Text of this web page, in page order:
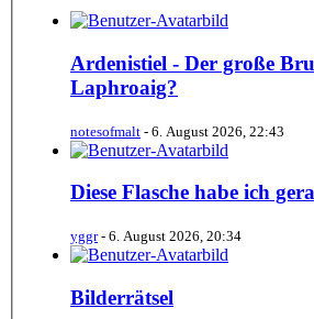
Ardenistiel - Der große
Laphroaig?
notesofmalt - 6. August 2026, 22:43
Diese Flasche habe ich
yggr- 6. August 2026, 20:34
Bilderrätsel